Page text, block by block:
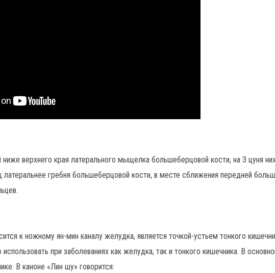
ниже верхнего края латерального мыщелка большеберцовой кости, на 3 цуня
латеральнее гребня большеберцовой кости, в месте сближения передней
к ножному ян-мин каналу желудка, является точкой-устьем тонкого
при заболеваниях как желудка, так и тонкого кишечника. В
В каноне «Лин шу» говорится: